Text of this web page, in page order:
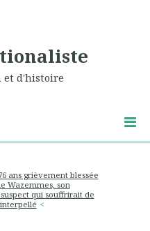
d'histoire
ans grièvement blessée
Wazemmes, son
qui souffrirait de